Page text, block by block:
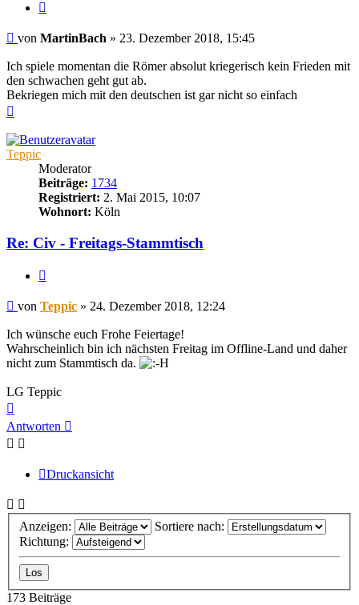
Beitrag
von MartinBach » 23. Dezember 2018, 15:45
Ich spiele momentan die Römer absolut kriegerisch kein Frieden mit
den schwachen geht gut ab.
Bekriegen mich mit den deutschen ist gar nicht so einfach
Teppic
Moderator
Beiträge: 1734
Registriert: 2. Mai 2015, 10:07
Wohnort: Köln
Re: Civ - Freitags-Stammtisch
Beitrag
von Teppic » 24. Dezember 2018, 12:24
Ich wünsche euch Frohe Feiertage!
Wahrscheinlich bin ich nächsten Freitag im Offline-Land und daher
nicht zum Stammtisch da.
LG Teppic
oben
Antworten
Druckansicht
Anzeigen:
Sortiere nach:
Richtung:
173 Beiträge